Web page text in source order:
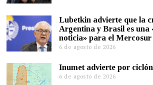
Lubetkin advierte que la
Argentina y Brasil es una
noticia» para el Mercosur
6 de agosto de 2026
Inumet advierte por
6 de agosto de 2026